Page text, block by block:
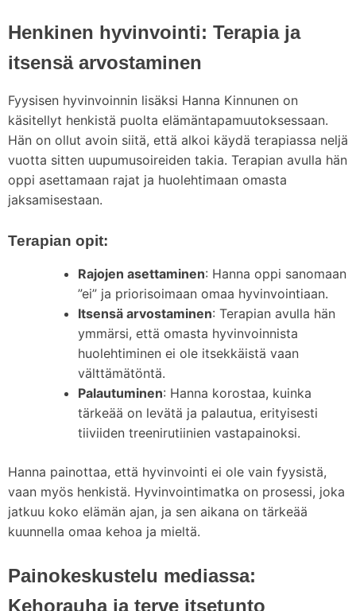
Henkinen hyvinvointi: Terapia ja
itsensä arvostaminen
Fyysisen hyvinvoinnin lisäksi Hanna Kinnunen on
käsitellyt henkistä puolta elämäntapamuutoksessaan.
Hän on ollut avoin siitä, että alkoi käydä terapiassa neljä
vuotta sitten uupumusoireiden takia. Terapian avulla hän
oppi asettamaan rajat ja huolehtimaan omasta
jaksamisestaan.
Terapian opit:
Rajojen asettaminen: Hanna oppi sanomaan
”ei” ja priorisoimaan omaa hyvinvointiaan.
Itsensä arvostaminen: Terapian avulla hän
ymmärsi, että omasta hyvinvoinnista
huolehtiminen ei ole itsekkäistä vaan
välttämätöntä.
Palautuminen: Hanna korostaa, kuinka
tärkeää on levätä ja palautua, erityisesti
tiiviiden treenirutiinien vastapainoksi.
Hanna painottaa, että hyvinvointi ei ole vain fyysistä,
vaan myös henkistä. Hyvinvointimatka on prosessi, joka
jatkuu koko elämän ajan, ja sen aikana on tärkeää
kuunnella omaa kehoa ja mieltä.
Painokeskustelu mediassa:
Kehorauha ja terve itsetunto